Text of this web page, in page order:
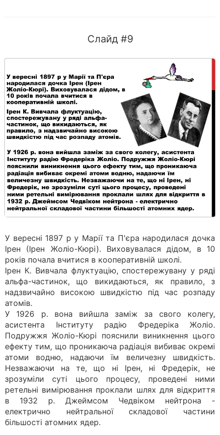
Слайд #9
У вересні 1897 р у Марії та П'єра народилася дочка
Ірен (Ірен Жоліо-Кюрі). Виховувалася дідом, в 10
років почала вчитися в кооперативній школі.
Ірен К. Вивчала флуктуацію, спостережувану у ряді
альфа-частинок, що викидаються, як правило, з
надзвичайно високою швидкістю під час розпаду
атомів.
У 1926 р. вона вийшла заміж за свого колегу,
асистента Інституту радію Фредеріка Жоліо.
Подружжя Жоліо-Кюрі пояснили виникнення цього
ефекту тим, що проникаюча радіація вибиває окремі
атоми водню, надаючи їм величезну швидкість.
Незважаючи на те, що ні Ірен, ні Фредерік, не
зрозуміли суті цього процесу, проведені ними
ретельні вимірювання проклали шлях для відкриття
в 1932 р. Джеймсом Чедвіком нейтрона -
електрично нейтральної складової частини
більшості атомних ядер.